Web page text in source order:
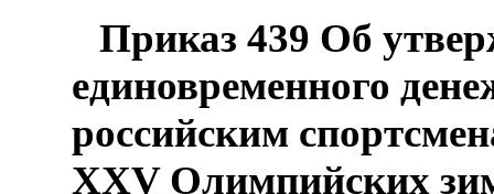
Приказ 439 Об
единовременного
российским
XXV Олимпийских